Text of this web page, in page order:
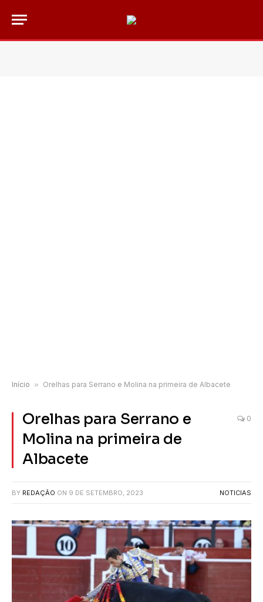
Início » Orelhas para Serrano e Molina na primeira de Albacete
Orelhas para Serrano e
Molina na primeira de
Albacete
0
BY REDAÇÃO ON 9 DE SETEMBRO, 2023 NOTICIAS